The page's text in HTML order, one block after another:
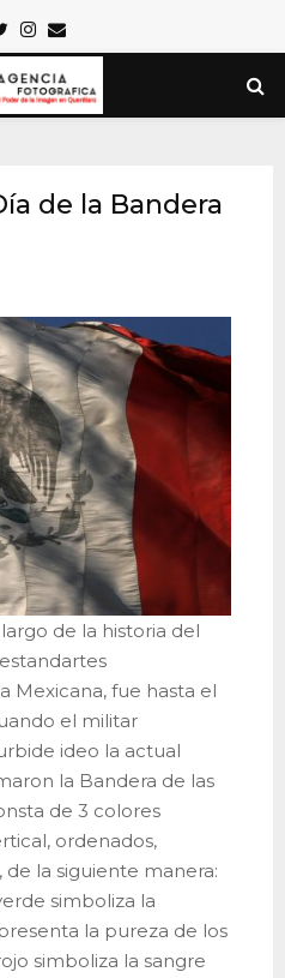
TwitterInstagram
Email
de la Bandera
de la historia del
Mexicana, fue hasta el
el militar
ideo la actual
la Bandera de las
de 3 colores
ordenados,
la siguiente manera:
simboliza la
la pureza de los
simboliza la sangre